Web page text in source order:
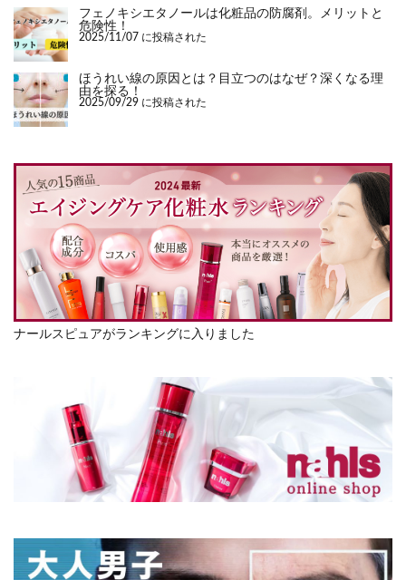
フェノキシエタノールは化粧品の防腐剤。メリットと
危険性！
2025/11/07 に投稿された
ほうれい線の原因とは？目立つのはなぜ？深くなる理
由を探る！
2025/09/29 に投稿された
ナールスピュアがランキングに入りました